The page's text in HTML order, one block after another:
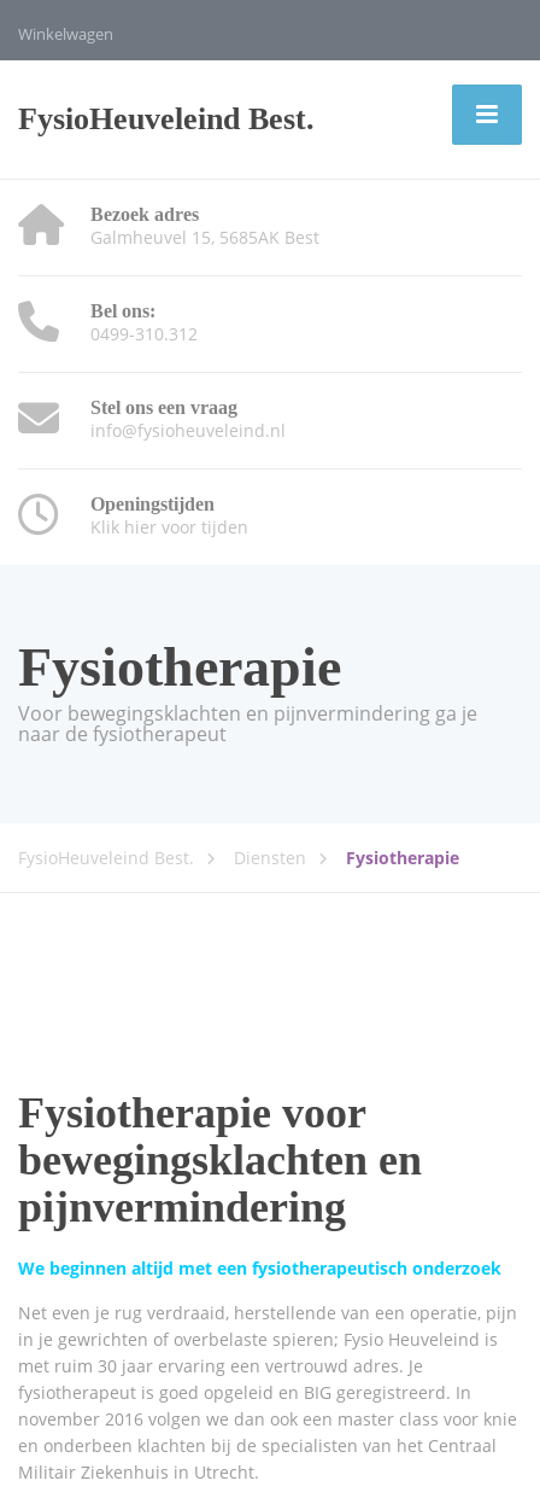
Winkelwagen
FysioHeuveleind Best.
Bezoek adres
Galmheuvel 15, 5685AK Best
Bel ons:
0499-310.312
Stel ons een vraag
info@fysioheuveleind.nl
Openingstijden
Klik hier voor tijden
Fysiotherapie
Voor bewegingsklachten en pijnvermindering ga je
naar de fysiotherapeut
FysioHeuveleind Best. Diensten Fysiotherapie
Fysiotherapie voor
bewegingsklachten en
pijnvermindering
We beginnen altijd met een fysiotherapeutisch onderzoek
Net even je rug verdraaid, herstellende van een operatie, pijn
in je gewrichten of overbelaste spieren; Fysio Heuveleind is
met ruim 30 jaar ervaring een vertrouwd adres. Je
fysiotherapeut is goed opgeleid en BIG geregistreerd. In
november 2016 volgen we dan ook een master class voor knie
en onderbeen klachten bij de specialisten van het Centraal
Militair Ziekenhuis in Utrecht.